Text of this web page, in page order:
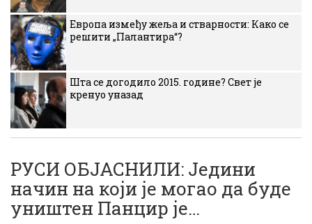
Европа између жеља и стварности: Како се
решити „Палантира“?
Шта се догодило 2015. године? Свет је
кренуо уназад
РУСИ ОБЈАСНИЛИ: Једини
начин на који је могао да буде
уништен Панцир је…